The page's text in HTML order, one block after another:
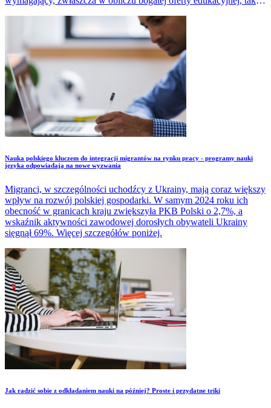
odpowiadającej na szybko ewoluujące potrzeby rynku pracy.
​Nauka polskiego kluczem do integracji migrantów na rynku pracy - programy nauki
języka odpowiadają na nowe wyzwania
Migranci, w szczególności uchodźcy z Ukrainy, mają coraz większy
wpływ na rozwój polskiej gospodarki. W samym 2024 roku ich
obecność w granicach kraju zwiększyła PKB Polski o 2,7%, a
wskaźnik aktywności zawodowej dorosłych obywateli Ukrainy
sięgnął 69%. Więcej szczegółów poniżej.
Jak radzić sobie z odkładaniem nauki na później? Proste i przydatne triki